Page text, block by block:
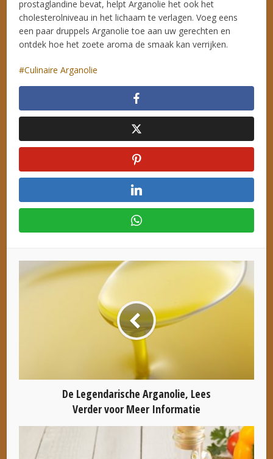
prostaglandine bevat, helpt Arganolie het ook het
cholesterolniveau in het lichaam te verlagen. Voeg eens
een paar druppels Arganolie toe aan uw gerechten en
ontdek hoe het zoete aroma de smaak kan verrijken.
Culinaire Arganolie
De Legendarische Arganolie, Lees
Verder voor Meer Informatie